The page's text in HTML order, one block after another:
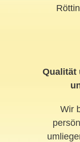
Qualität
Wir